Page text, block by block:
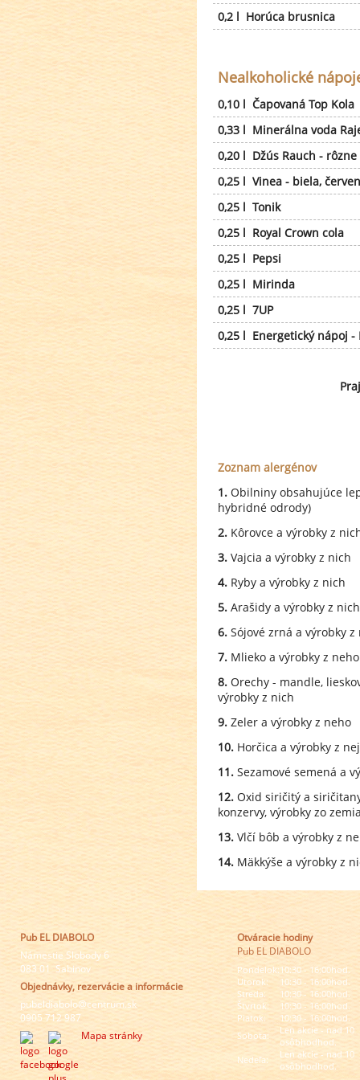
0,2 l Horúca brusnica
Nealkoholické
0,10 l Čapovaná Top Kola
0,33 l Minerálna voda
0,20 l Džús Rauch -
0,25 l Vinea - biela,
0,25 l Tonik
0,25 l Royal Crown cola
0,25 l Pepsi
0,25 l Mirinda
0,25 l 7UP
0,25 l Energetický nápoj -
Zoznam alergénov
1. Obilniny obsahujúce
hybridné odrody)
2. Kôrovce a výrobky z
3. Vajcia a výrobky z nich
4. Ryby a výrobky z nich
5. Arašidy a výrobky z nich
6. Sójové zrná a výrobky z
7. Mlieko a výrobky z neho
8. Orechy - mandle,
výrobky z nich
9. Zeler a výrobky z neho
10. Horčica a výrobky z nej
11. Sezamové semená a
12. Oxid siričitý a
konzervy, výrobky zo
13. Vlčí bôb a výrobky z
14. Mäkkýše a výrobky z
Pub EL DIABOLO
Námestie Slobody 6
083 01 Sabinov
Objednávky, rezervácie a informácie
pubeldiabolo@centrum.sk
0905 712 987
Mapa stránky
Otváracie hodiny
Pub EL DIABOLO
Pondelok:10:30 - 16:00hod.
Utorok:
10:30 - 16:00hod.
Streda:
10:30 - 16:00hod.
Štvrtok:
10:30 - 16:00hod.
Piatok:
10:30 - 16:00hod.
Sobota:
Len akcie - nad 10
osôbhodhod.
Nedeľa:
Len akcie - nad 10
osôbhodhod.